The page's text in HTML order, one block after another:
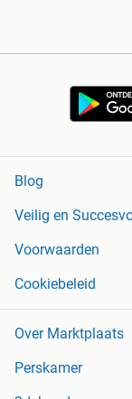
Blog
Veilig en
Voorwaarden
Cookiebeleid
Over Marktplaats
Perskamer